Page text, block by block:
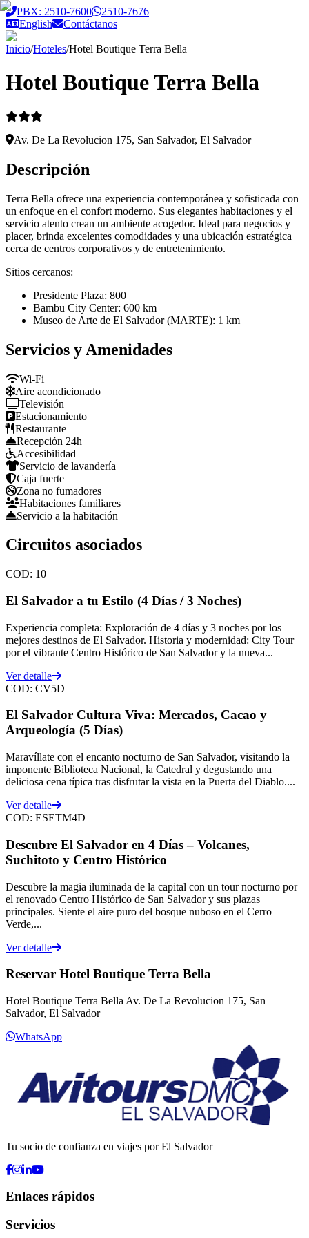
Saltar al contenido principal
PBX: 2510-7600
2510-7676
English
Contáctanos
Inicio/Hoteles/Hotel Boutique Terra Bella
Hotel Boutique Terra Bella
Av. De La Revolucion 175, San Salvador, El Salvador
Descripción
Terra Bella ofrece una experiencia contemporánea y sofisticada con
un enfoque en el confort moderno. Sus elegantes habitaciones y el
servicio atento crean un ambiente acogedor. Ideal para negocios y
placer, brinda excelentes comodidades y una ubicación estratégica
cerca de centros corporativos y de entretenimiento.
Sitios cercanos:
Presidente Plaza: 800
Bambu City Center: 600 km
Museo de Arte de El Salvador (MARTE): 1 km
Servicios y Amenidades
Wi-Fi
Aire acondicionado
Televisión
Estacionamiento
Restaurante
Recepción 24h
Accesibilidad
Servicio de lavandería
Caja fuerte
Zona no fumadores
Habitaciones familiares
Servicio a la habitación
Circuitos asociados
COD: 10
El Salvador a tu Estilo (4 Días / 3 Noches)
Experiencia completa: Exploración de 4 días y 3 noches por los
mejores destinos de El Salvador. Historia y modernidad: City Tour
por el vibrante Centro Histórico de San Salvador y la nueva...
Ver detalle
COD: CV5D
El Salvador Cultura Viva: Mercados, Cacao y
Arqueología (5 Días)
Maravíllate con el encanto nocturno de San Salvador, visitando la
imponente Biblioteca Nacional, la Catedral y degustando una
deliciosa cena típica tras disfrutar la vista en la Puerta del Diablo....
Ver detalle
COD: ESETM4D
Descubre El Salvador en 4 Días – Volcanes,
Suchitoto y Centro Histórico
Descubre la magia iluminada de la capital con un tour nocturno por
el renovado Centro Histórico de San Salvador y sus plazas
principales. Siente el aire puro del bosque nuboso en el Cerro
Verde,...
Ver detalle
Reservar Hotel Boutique Terra Bella
Hotel Boutique Terra Bella Av. De La Revolucion 175, San
Salvador, El Salvador
WhatsApp
Tu socio de confianza en viajes por El Salvador
Enlaces rápidos
Servicios